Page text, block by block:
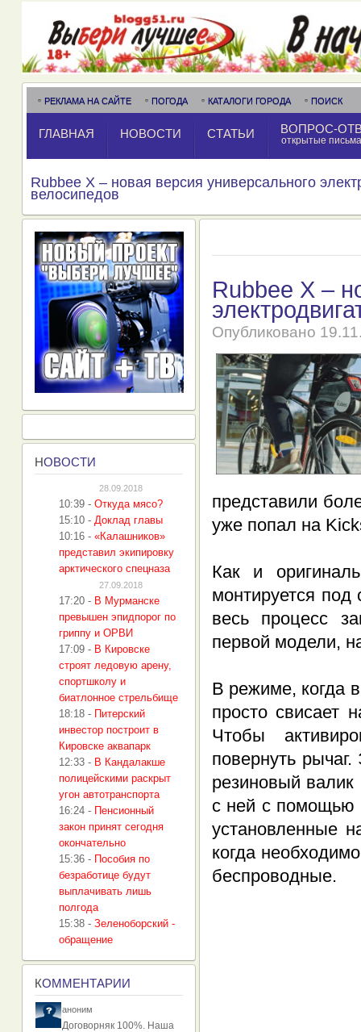
РЕКЛАМА НА САЙТЕ ПОГОДА КАТАЛОГИ ГОРОДА ПОИСК
ГЛАВНАЯ НОВОСТИ СТАТЬИ ВОПРОС-
открытые письма
Rubbee X – новая версия универсального
велосипедов
Rubbee X –
Опубликовано
представили
уже попал на
Как и
монтируется под
весь процесс
первой модели,
В режиме, когда
просто свисает
Чтобы
повернуть
резиновый валик
с ней с помощью
установленные
когда
беспроводные.
НОВОСТИ
28.09.2018
10:39 - Откуда мясо?
15:10 - Доклад главы
10:16 - «Калашников»
представил экипировку
арктического спецназа
27.09.2018
17:20 - В Мурманске
превышен эпидпорог по
гриппу и ОРВИ
17:09 - В Кировске
строят ледовую арену,
спортшколу и
биатлонное стрельбище
18:18 - Питерский
инвестор построит в
Кировске аквапарк
12:33 - В Кандалакше
полицейскими раскрыт
угон автотранспорта
16:24 - Пенсионный
закон принят сегодня
окончательно
15:36 - Пособия по
безработице будут
выплачивать лишь
полгода
15:38 - Зеленоборский -
обращение
КОММЕНТАРИИ
аноним
Договорняк 100%. Наша